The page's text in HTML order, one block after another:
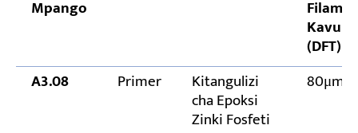
Mpango Filamu
Kavu
(DFT)
A3.08
Primer Kitangulizi
cha Epoksi
Zinki Fosfeti
80μm